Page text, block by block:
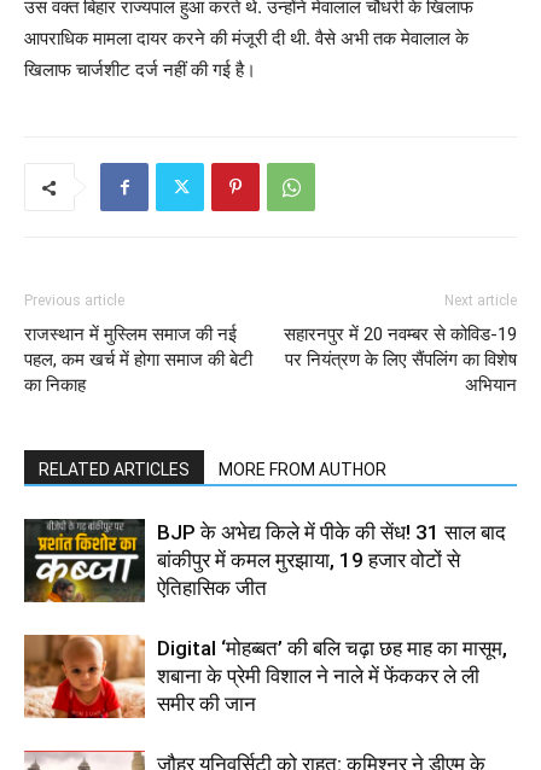
उस वक्त बिहार राज्यपाल हुआ करते थे. उन्होंने मेवालाल चौधरी के खिलाफ
आपराधिक मामला दायर करने की मंजूरी दी थी. वैसे अभी तक मेवालाल के
खिलाफ चार्जशीट दर्ज नहीं की गई है।
Previous article
राजस्थान में मुस्लिम समाज की नई
पहल, कम खर्च में होगा समाज की बेटी
का निकाह
Next article
सहारनपुर में 20 नवम्बर से कोविड-19
पर नियंत्रण के लिए सैंपलिंग का विशेष
अभियान
RELATED ARTICLES MORE FROM AUTHOR
BJP के अभेद्य किले में पीके की सेंध! 31 साल बाद
बांकीपुर में कमल मुरझाया, 19 हजार वोटों से
ऐतिहासिक जीत
Digital ‘मोहब्बत’ की बलि चढ़ा छह माह का मासूम,
शबाना के प्रेमी विशाल ने नाले में फेंककर ले ली
समीर की जान
जौहर यूनिवर्सिटी को राहत: कमिश्नर ने डीएम के